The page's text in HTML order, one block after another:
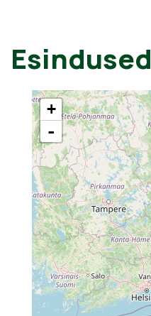
Esindused
+
-